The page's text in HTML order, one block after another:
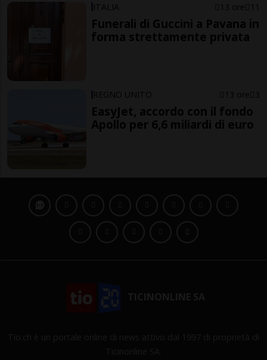
ITALIA 13 ore 11
Funerali di Guccini a Pavana in
forma strettamente privata
REGNO UNITO 13 ore 3
EasyJet, accordo con il fondo
Apollo per 6,6 miliardi di euro